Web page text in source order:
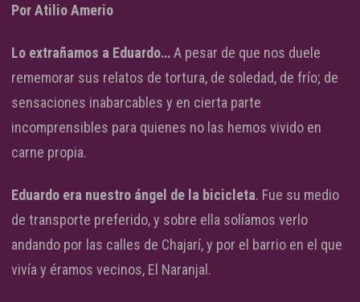
Por Atilio Amerio
Lo extrañamos a Eduardo…A pesar de que nos duele
rememorar sus relatos de tortura, de soledad, de frío; de
sensaciones inabarcables y en cierta parte
incomprensibles para quienes no las hemos vivido en
carne propia.
Eduardo era nuestro ángel de la bicicleta. Fue su medio
de transporte preferido, y sobre ella solíamos verlo
andando por las calles de Chajarí, y por el barrio en el que
vivía y éramos vecinos, El Naranjal.